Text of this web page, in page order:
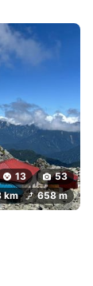
13
53
km 658 m